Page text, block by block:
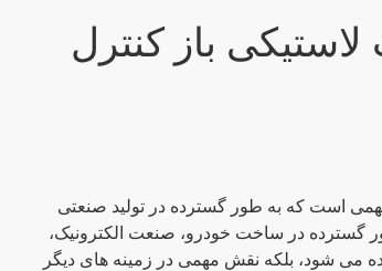
باز کنترل
است که به طور گسترده در تولید صنعتی
گسترده در ساخت خودرو، صنعت الکترونیک،
شود، بلکه نقش مهمی در زمینه های دیگر